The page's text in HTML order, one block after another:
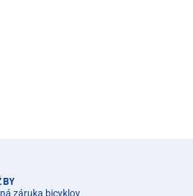
záruka bicyklov